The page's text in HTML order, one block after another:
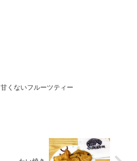
甘くないフルーツティー